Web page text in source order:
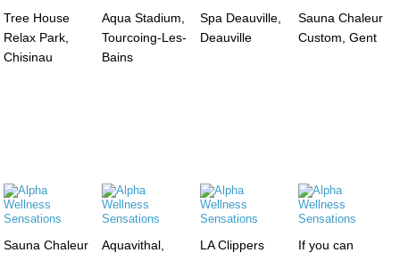
Tree House
Relax Park,
Chisinau
Aqua Stadium,
Tourcoing-Les-
Bains
Spa Deauville,
Deauville
Sauna Chaleur
Custom, Gent
Sauna Chaleur
Aquavithal,
LA Clippers
If you can